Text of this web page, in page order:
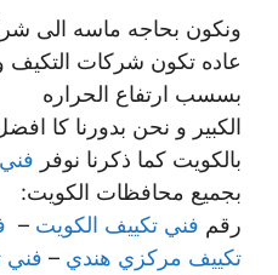
ونكون بحاجه ماسه الى
عاده تكون شركات التكيف
بسسب ارتفاع الحراره
الكبير و نحن بدورنا كا
بالكويت كما ذكرنا نوفر
بجميع محافظات الكويت:
رقم فني تكييف الكويت –
تكييف مركزي هندي – فني